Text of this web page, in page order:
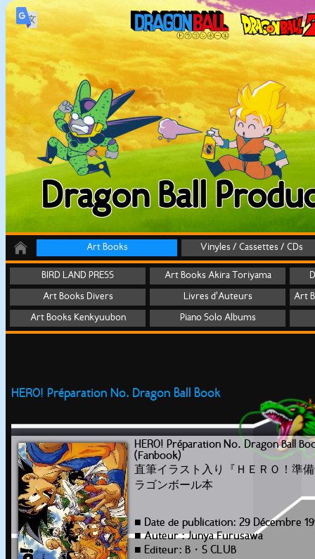
Dragon Ball
Art Books Vinyles / Cassettes / CDs
BIRD LAND PRESS Art Books Akira Toriyama
Art Books Divers
Livres d'Auteurs
Art
Art Books Kenkyuubon
Piano Solo Albums
HERO! Préparation No. Dragon Ball Book
HERO! Préparation No. Dragon Ball
(Fanbook)
直筆イラスト入り『ＨＥＲＯ！準
ラゴンボール本
■ Date de publication: 29 Décembre
■ Auteur : Junya Furusawa
■ Editeur: B・S CLUB